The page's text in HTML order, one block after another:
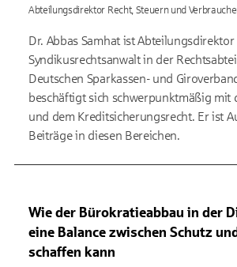
Abteilungsdirektor Recht, Steuern und
Dr. Abbas Samhat ist Abteilungsdirektor
Syndikusrechtsanwalt in der
Deutschen Sparkassen- und
beschäftigt sich schwerpunktmäßig mit
und dem Kreditsicherungsrecht. Er ist
Beiträge in diesen Bereichen.
Wie der Bürokratieabbau in der
eine Balance zwischen Schutz
schaffen kann